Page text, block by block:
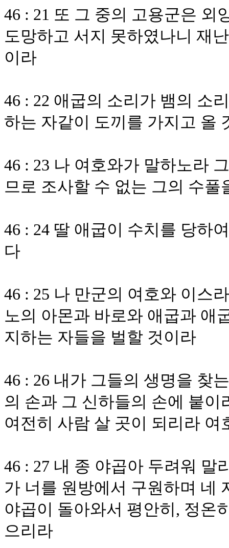
46 : 21 또 그 중의 고용군은 외
도망하고 서지 못하였나니 재
이라
46 : 22 애굽의 소리가 뱀의 소
하는 자같이 도끼를 가지고 올
46 : 23 나 여호와가 말하노라
므로 조사할 수 없는 그의 수풀
46 : 24 딸 애굽이 수치를 당하
다
46 : 25 나 만군의 여호와 이스
노의 아몬과 바로와 애굽과 애
지하는 자들을 벌할 것이라
46 : 26 내가 그들의 생명을 찾
의 손과 그 신하들의 손에 붙
여전히 사람 살 곳이 되리라 여
46 : 27 내 종 야곱아 두려워 말
가 너를 원방에서 구원하며 네
야곱이 돌아와서 평안히, 정온
으리라